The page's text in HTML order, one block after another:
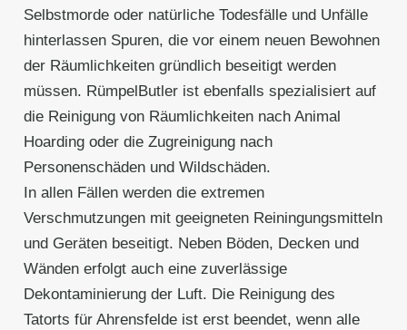
Selbstmorde oder natürliche Todesfälle und Unfälle
hinterlassen Spuren, die vor einem neuen Bewohnen
der Räumlichkeiten gründlich beseitigt werden
müssen. RümpelButler ist ebenfalls spezialisiert auf
die Reinigung von Räumlichkeiten nach Animal
Hoarding oder die Zugreinigung nach
Personenschäden und Wildschäden.
In allen Fällen werden die extremen
Verschmutzungen mit geeigneten Reiningungsmitteln
und Geräten beseitigt. Neben Böden, Decken und
Wänden erfolgt auch eine zuverlässige
Dekontaminierung der Luft. Die Reinigung des
Tatorts für Ahrensfelde ist erst beendet, wenn alle